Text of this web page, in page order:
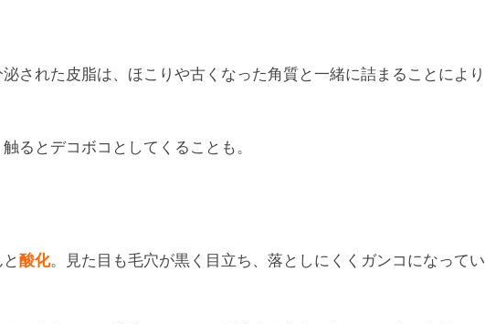
された皮脂は、ほこりや古くなった角質と一緒に詰まることにより
るとデコボコとしてくることも。
酸化。見た目も毛穴が黒く目立ち、落としにくくガンコになってい